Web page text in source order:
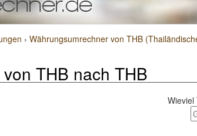
› Währungsumrechner von THB
THB nach THB
Wieviel